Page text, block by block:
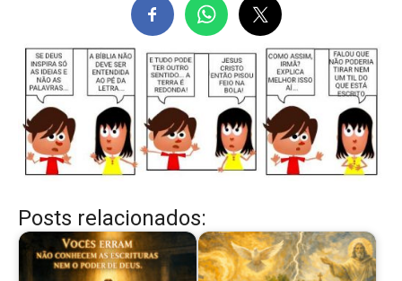
Posts relacionados: